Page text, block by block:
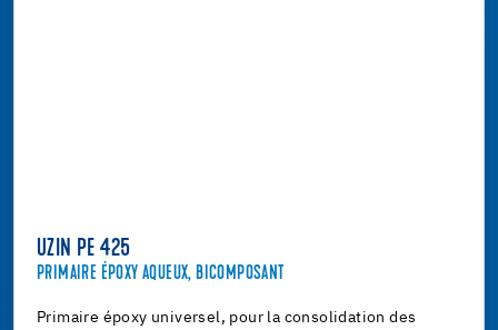
UZIN PE 425
PRIMAIRE ÉPOXY AQUEUX, BICOMPOSANT
Primaire époxy universel, pour la consolidation des